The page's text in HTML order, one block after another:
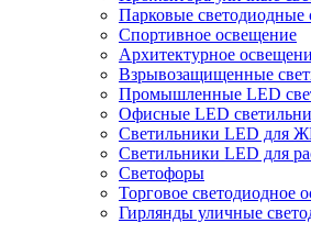
Парковые светодиодные
Спортивное освещение
Архитектурное
Взрывозащищенные
Промышленные LED
Офисные LED
Cветильники LED для
Светильники LED для
Светофоры
Торговое светодиодное
Гирлянды уличные